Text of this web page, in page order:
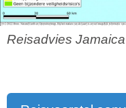
Reisadvies Jamaica